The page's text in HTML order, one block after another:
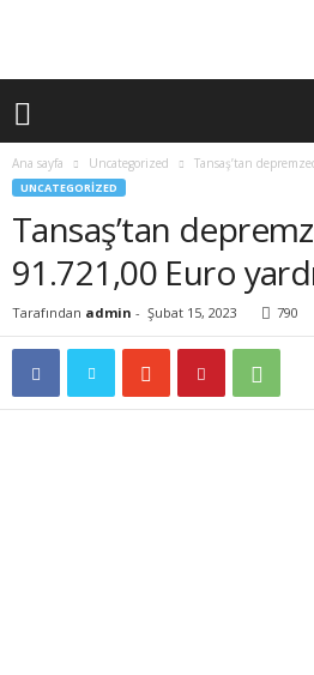
Ana sayfa Uncategorized Tansaş’tan
UNCATEGORIZED
Tansaş’tan
91.721,00 Euro
Tarafından admin - Şubat 15, 2023 790